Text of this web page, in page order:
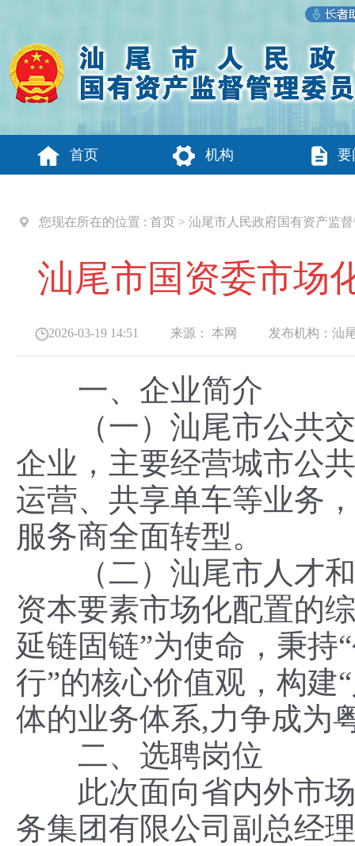
首页 机构 要
您现在所在的位置 : 首页 > 汕尾市人民政府国有资产监
汕尾市国资委市场
2026-03-19 14:51 来源： 本网 发布机构： 汕
一、企业简介
（一）汕尾市公共交
企业，主要经营城市公
运营、共享单车等业务
服务商全面转型。
（二）汕尾市人才和
资本要素市场化配置的
延链固链”为使命，秉持
行”的核心价值观，构建
体的业务体系,力争成为
二、选聘岗位
此次面向省内外市场
务集团有限公司副总经